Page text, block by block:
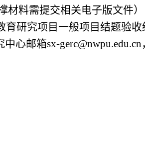
材料需提交相关电子版文件
育研究项目一般项目结题验
心邮箱sx-